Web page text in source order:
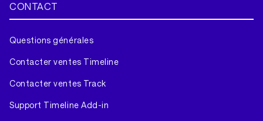
CONTACT
Questions générales
Contacter ventes Timeline
Contacter ventes Track
Support Timeline Add-in